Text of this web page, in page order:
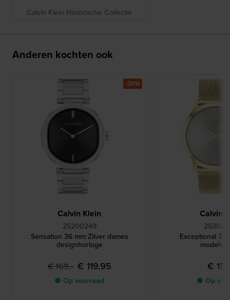
Calvin Klein Historische Collectie
Anderen kochten ook
Calvin Klein
25200249
Sensation 36 mm Zilver dames
designhorloge
€ 169,- € 119,95
● Op voorraad
-30%
Calvin
Exceptional 37
€
● Op